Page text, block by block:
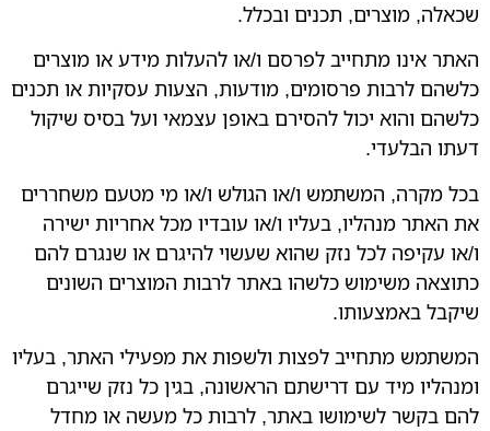
שכאלה, מוצרים, תכנים ובכלל.
האתר אינו מתחייב לפרסם ו/או להעלות מידע או מוצרים
כלשהם לרבות פרסומים, מודעות, הצעות עסקיות או תכנים
כלשהם והוא יכול להסירם באופן עצמאי ועל בסיס שיקול
דעתו הבלעדי.
בכל מקרה, המשתמש ו/או הגולש ו/או מי מטעם משחררים
את האתר מנהליו, בעליו ו/או עובדיו מכל אחריות ישירה
ו/או עקיפה לכל נזק שהוא שעשוי להיגרם או שנגרם להם
כתוצאה משימוש כלשהו באתר לרבות המוצרים השונים
שיקבל באמצעותו.
המשתמש מתחייב לפצות ולשפות את מפעילי האתר, בעליו
ומנהליו מיד עם דרישתם הראשונה, בגין כל נזק שייגרם
להם בקשר לשימושו באתר, לרבות כל מעשה או מחדל